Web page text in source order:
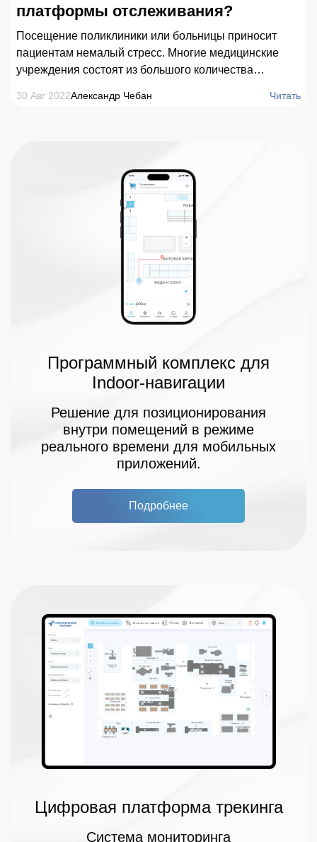
платформы отслеживания?
Посещение поликлиники или больницы приносит
пациентам немалый стресс. Многие медицинские
учреждения состоят из большого количества
людей долго блуждать по территории в поисках
такими как разочарование от пребывания,
необходимость постоянно узнавать
местонахождение кабинетов, сложности с
нахождением аварийных выходов.
30 Авг 2022Александр Чебан Читать
Программный комплекс для
Indoor-навигации
Решение для позиционирования
внутри помещений в режиме
реального времени для мобильных
приложений.
Подробнее
Цифровая платформа трекинга
Система мониторинга